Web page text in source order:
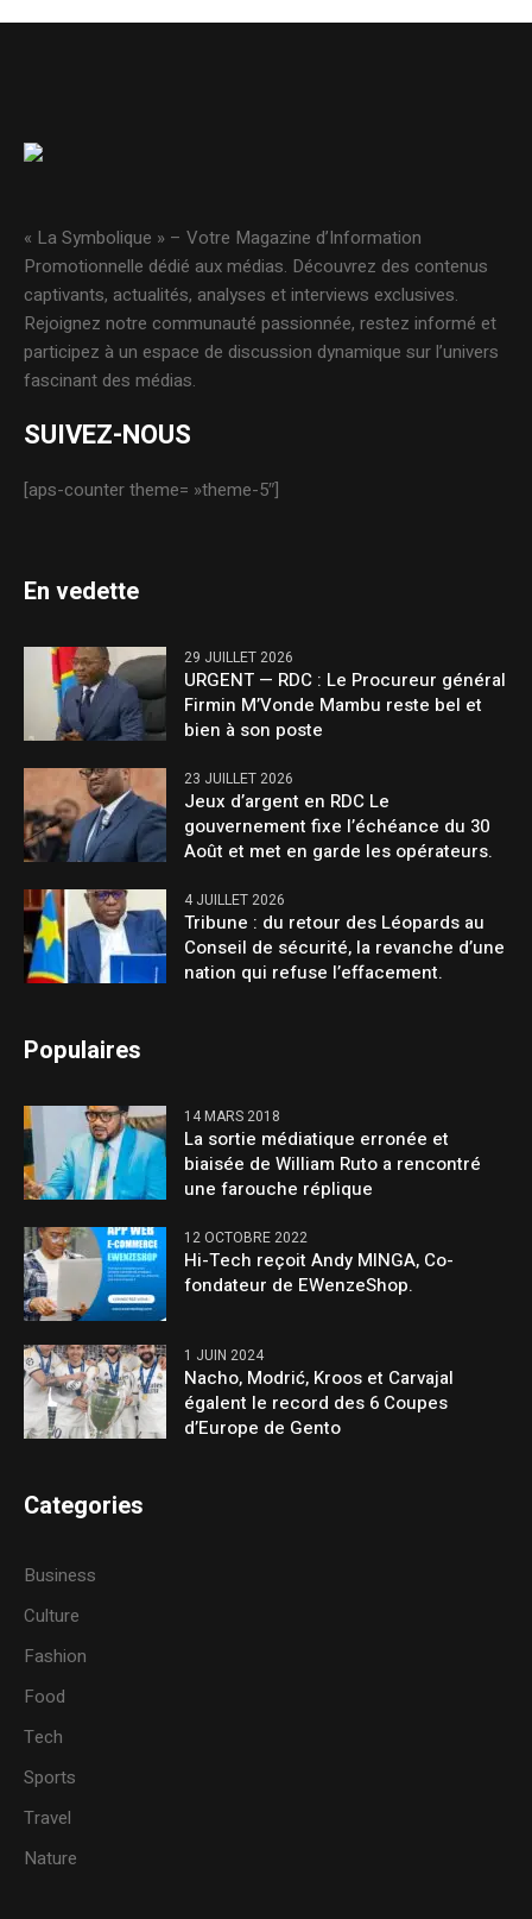
« La Symbolique » – Votre Magazine d’Information
Promotionnelle dédié aux médias. Découvrez des contenus
captivants, actualités, analyses et interviews exclusives.
Rejoignez notre communauté passionnée, restez informé et
participez à un espace de discussion dynamique sur l’univers
fascinant des médias.
SUIVEZ-NOUS
[aps-counter theme= »theme-5″]
En vedette
29 JUILLET 2026
URGENT — RDC : Le Procureur général
Firmin M’Vonde Mambu reste bel et
bien à son poste
23 JUILLET 2026
Jeux d’argent en RDC Le
gouvernement fixe l’échéance du 30
Août et met en garde les opérateurs.
4 JUILLET 2026
Tribune : du retour des Léopards au
Conseil de sécurité, la revanche d’une
nation qui refuse l’effacement.
Populaires
14 MARS 2018
La sortie médiatique erronée et
biaisée de William Ruto a rencontré
une farouche réplique
12 OCTOBRE 2022
Hi-Tech reçoit Andy MINGA, Co-
fondateur de EWenzeShop.
1 JUIN 2024
Nacho, Modrić, Kroos et Carvajal
égalent le record des 6 Coupes
d’Europe de Gento
Categories
Business
Culture
Fashion
Food
Tech
Sports
Travel
Nature